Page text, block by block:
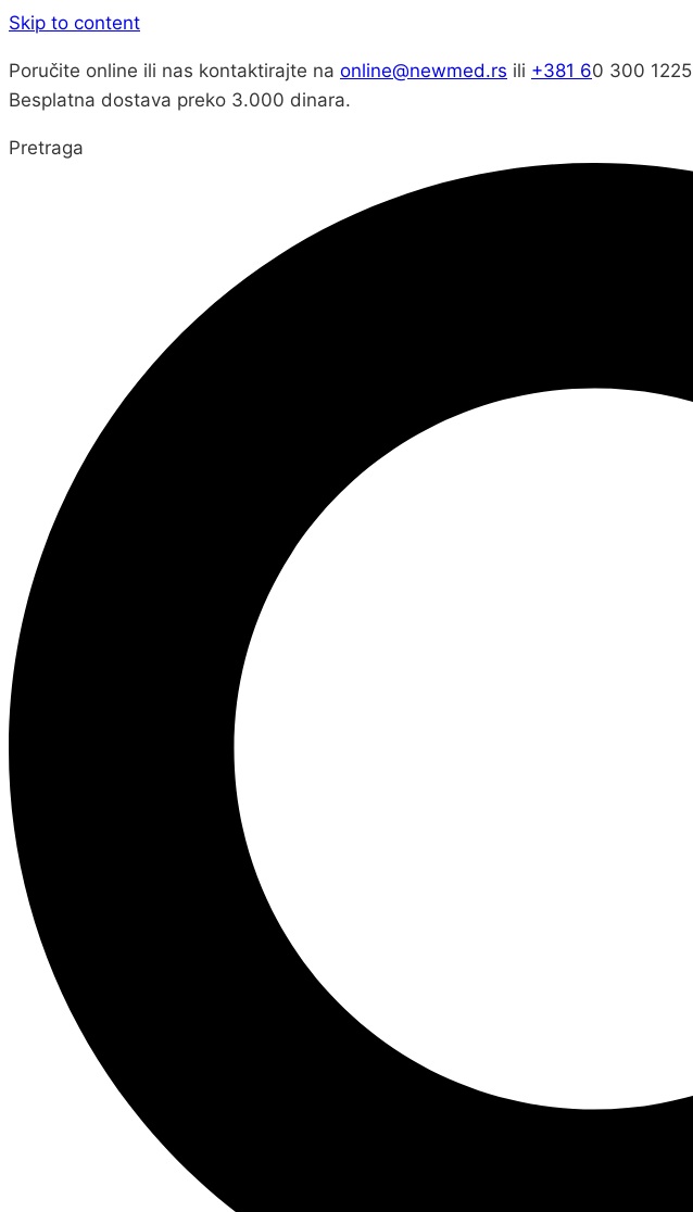
Skip to content
Poručite online ili nas kontaktirajte na online@newmed.rs ili +381 60 300 1225
Besplatna dostava preko 3.000 dinara.
Pretraga